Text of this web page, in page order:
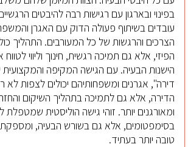
בפינוי ובארגון עם רגישות רבה להיבטים
עובדים בשיתוף פעולה הדוק עם האגרן
הצרכים והרגשות של כל המעורבים. התהליך
הפיזי, אלא גם תמיכה רגשית, חינוך וליווי
הישנות הבעיה. עם הגישה המקיפה והמקצועית
דירה", אגרנים ומשפחותיהם יכולים לצפות לא
הדירה, אלא גם לתמיכה בתהליך השיקום
ומאורגנים יותר. זוהי גישה הוליסטית שמטפלת
בסימפטומים, אלא גם בשורש הבעיה,
טובה יותר בעתיד.